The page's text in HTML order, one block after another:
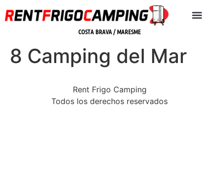
COSTA BRAVA / MARESME
8 Camping del Mar
Rent Frigo Camping
Todos los derechos reservados